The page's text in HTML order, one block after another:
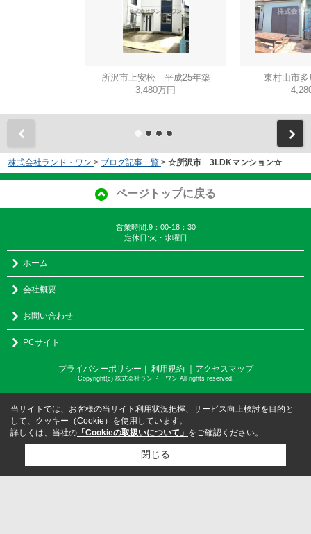
所沢市上安松 平成25年築
3,480万円
東村山市
株式会社ランド・ワン > ブログ記事一覧 > ☆所沢市 3LDKマンション☆
ページトップに戻る
営業時間:9：00-18：30
定休日:火・水曜日
ホーム
会社概要
お問い合わせ
PCサイト
プライバシーポリシー ｜ 利用規約 ｜アクセスマップ
Copyright(c) 株式会社ランド・ワン All rights reserved.
当サイトでは、お客様の当サイト利用状況把握、サービス向上検討を目的と
して、クッキー（Cookie）を使用しています。
詳しくは、当社の 「Cookieの取扱いについて」 をご確認ください。
閉じる